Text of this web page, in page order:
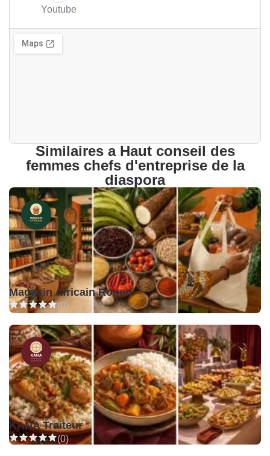
Youtube
Similaires a Haut conseil des
femmes chefs d'entreprise de la
diaspora
Magasin Africain Rouen
(0)
KANA Traiteur
(0)